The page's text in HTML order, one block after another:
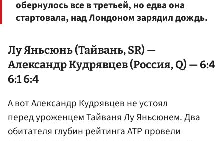
обернулось все в третьей, но едва она
стартовала, над Лондоном зарядил дождь.
Лу Яньсюнь (Тайвань, SR) —
Александр Кудрявцев(Россия, Q) — 6:4
6:1 6:4
А вот Александр Кудрявцев не устоял
перед уроженцем Тайваня Лу Яньсюнем. Два
обитателя глубин рейтинга ATP провели